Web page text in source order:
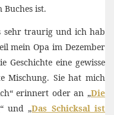
Buches ist.
sehr traurig und ich hab
mein Opa im Dezember
Geschichte eine gewisse
Mischung. Sie hat mich
erinnert oder an „Die
“ und „Das Schicksal ist